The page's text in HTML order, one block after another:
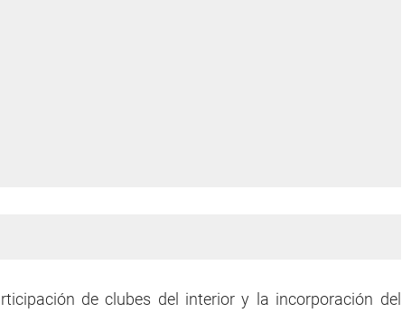
de clubes del interior y la incorporación del